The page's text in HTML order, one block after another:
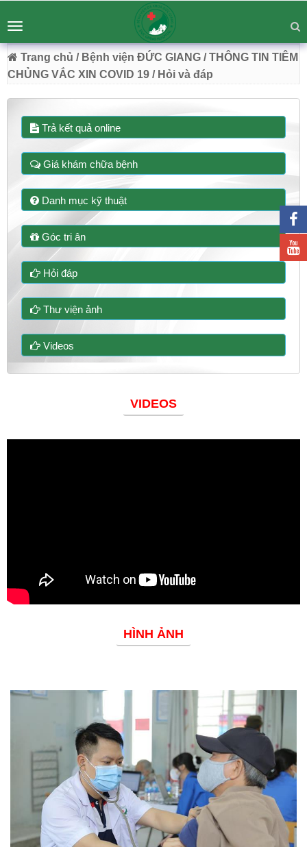
BỆNH VIỆN ĐA KHOA ĐỨC GIANG
Chuyên Sâu - Tận Tâm - Vươn Tầm
54 Trường Lâm, Việt Hưng, Hà Nội
Toggle
navigation
Trang chủ / Bệnh viện ĐỨC GIANG / THÔNG TIN TIÊM
CHỦNG VẮC XIN COVID 19 / Hỏi và đáp
Trả kết quả online
Giá khám chữa bệnh
Danh mục kỹ thuật
Góc tri ân
Hỏi đáp
Thư viện ảnh
Videos
VIDEOS
HÌNH ẢNH
Phòng chống dịch bệnh